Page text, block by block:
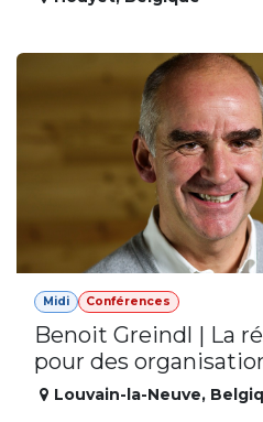
Midi Conférences
Benoit Greindl | La
pour des
Louvain-la-Neuve,